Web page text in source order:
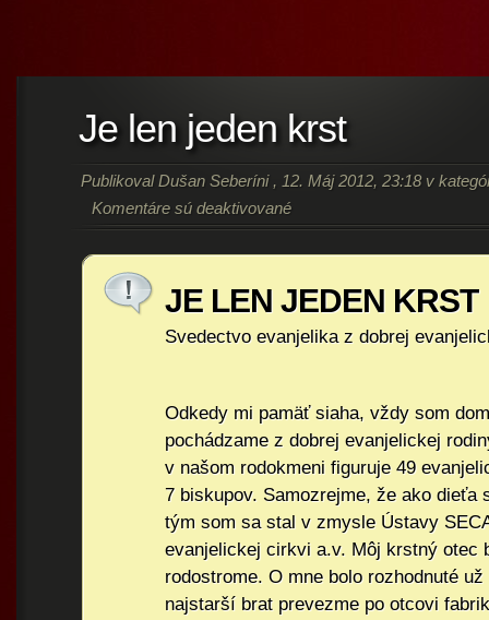
Je len jeden krst
PublikovalDušan Seberíni, 12. Máj 2012, 23:18 v
Komentáre sú deaktivované
JE LEN JEDEN KRST
Svedectvo evanjelika z dobrej
Odkedy mi pamäť siaha, vždy som
pochádzame z dobrej evanjelickej
v našom rodokmeni figuruje 49
7 biskupov. Samozrejme, že ako dieťa
tým som sa stal v zmysle Ústavy
evanjelickej cirkvi a.v. Môj krstný otec
rodostrome. O mne bolo rozhodnuté
najstarší brat prevezme po otcovi